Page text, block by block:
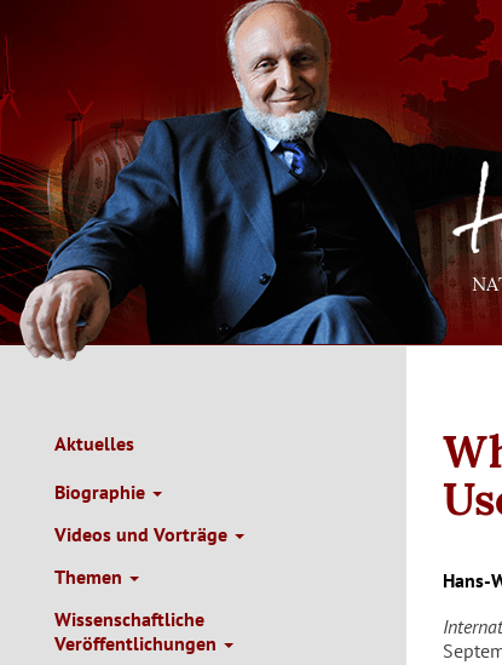
zum
Inhalt
Main
Navigation
de
Aktuelles
Biographie
Videos und Vorträge
Themen
Wissenschaftliche
Veröffentlichungen
Hans-